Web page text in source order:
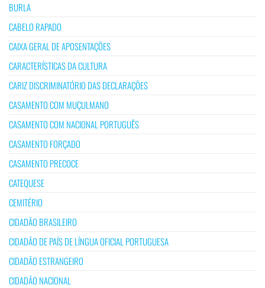
BURLA
CABELO RAPADO
CAIXA GERAL DE APOSENTAÇÕES
CARACTERÍSTICAS DA CULTURA
CARIZ DISCRIMINATÓRIO DAS DECLARAÇÕES
CASAMENTO COM MUÇULMANO
CASAMENTO COM NACIONAL PORTUGUÊS
CASAMENTO FORÇADO
CASAMENTO PRECOCE
CATEQUESE
CEMITÉRIO
CIDADÃO BRASILEIRO
CIDADÃO DE PAÍS DE LÍNGUA OFICIAL PORTUGUESA
CIDADÃO ESTRANGEIRO
CIDADÃO NACIONAL